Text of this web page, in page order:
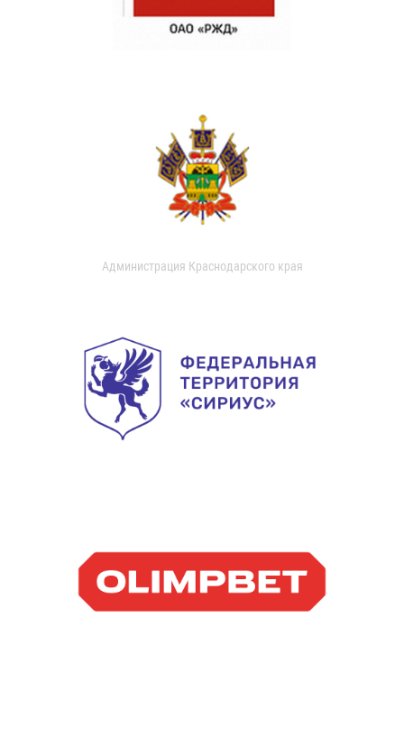
Администрация Краснодарского края